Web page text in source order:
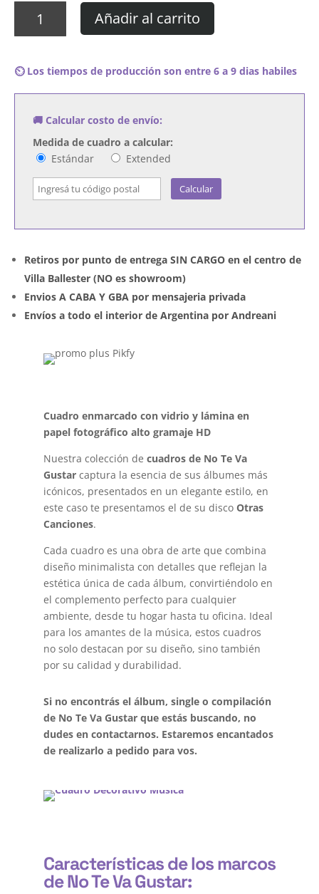
Gustar
-
Canciones
cantidad
Añadir al carrito
⏲️ Los tiempos de producción son entre 6 a 9 dias habiles
🚚 Calcular costo de envío:
Medida de cuadro a calcular:
Estándar
Extended
Calcular
Retiros por punto de entrega SIN CARGO en el centro de
Villa Ballester (NO es showroom)
Envios A CABA Y GBA por mensajeria privada
Envíos a todo el interior de Argentina por Andreani
Cuadro enmarcado con vidrio y lámina en
papel fotográfico alto gramaje HD
Nuestra colección de cuadros de No Te Va
Gustarcaptura la esencia de sus álbumes más
icónicos, presentados en un elegante estilo, en
este caso te presentamos el de su disco Otras
Canciones.
Cada cuadro es una obra de arte que combina
diseño minimalista con detalles que reflejan la
estética única de cada álbum, convirtiéndolo en
el complemento perfecto para cualquier
ambiente, desde tu hogar hasta tu oficina. Ideal
para los amantes de la música, estos cuadros
no solo destacan por su diseño, sino también
por su calidad y durabilidad.
Si no encontrás el álbum, single o compilación
de No Te Va Gustar que estás buscando, no
dudes en contactarnos. Estaremos encantados
de realizarlo a pedido para vos.
Características de los marcos
de No Te Va Gustar: